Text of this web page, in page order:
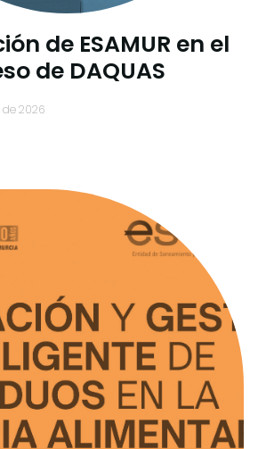
de ESAMUR en el
de DAQUAS
de 2026